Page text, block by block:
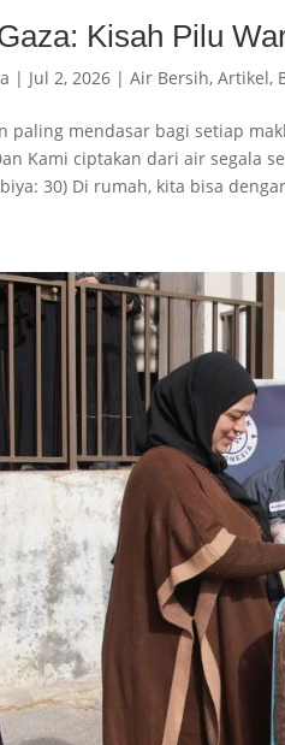
Kisah Pilu
| Jul 2, 2026 |Air Bersih,Artikel,
paling mendasar bagi setiap
Kami ciptakan dari air segala
30) Di rumah, kita bisa